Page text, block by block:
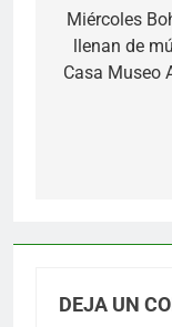
de
entradas
Miércoles
llenan de
Casa Museo
DEJA UN